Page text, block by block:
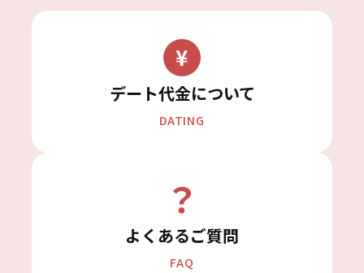
デート代金について
DATING
よくあるご質問
FAQ